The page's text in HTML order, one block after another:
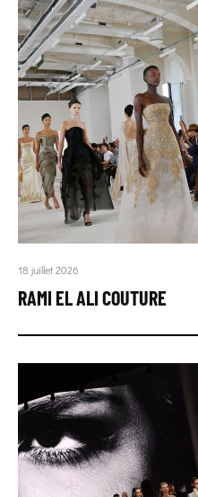
18 juillet 2026
RAMI EL ALI COUTURE